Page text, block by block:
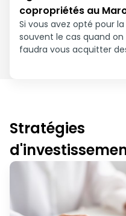
copropriétés au
Si vous avez opté pour
souvent le cas quand on
faudra vous acquitter
Stratégies